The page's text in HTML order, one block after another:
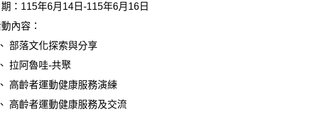
： 115年6月14日 -115年6月16日
內容：
部落文化探索與分享
拉阿魯哇-共聚
高齡者運動健康服務演練
高齡者運動健康服務及交流